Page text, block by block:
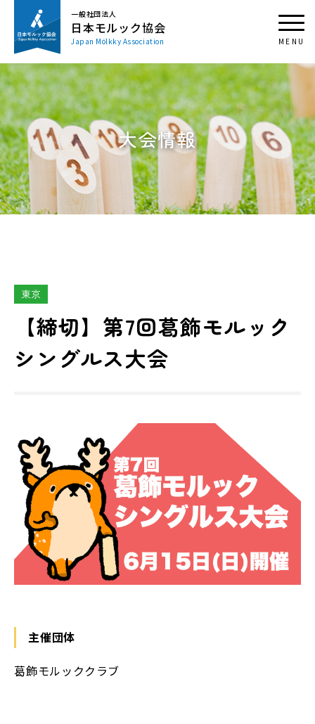
一般社団法人
日本モルック協会
Japan Mölkky Association
大会情報
東京
【締切】第7回葛飾モルック
シングルス大会
主催団体
葛飾モルッククラブ